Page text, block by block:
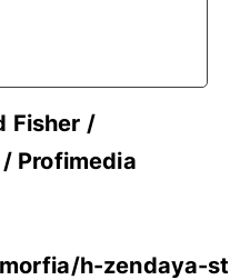
Fisher /
Profimedia
h-zendaya-